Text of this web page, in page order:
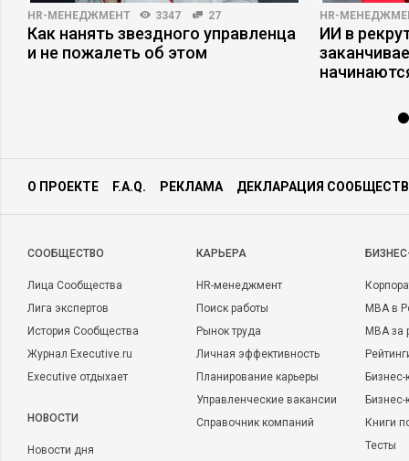
HR-МЕНЕДЖМЕНТ 3347 27
Как нанять звездного управленца
и не пожалеть об этом
HR-
ИИ в
О ПРОЕКТЕ F.A.Q. РЕКЛАМА ДЕКЛАРАЦИЯ
CООБЩЕСТВО
Лица Сообщества
Лига экспертов
История Сообщества
Журнал Executive.ru
Executive отдыхает
НОВОСТИ
Новости дня
КАРЬЕРА
HR-менеджмент
Поиск работы
Рынок труда
Личная эффективность
Планирование карьеры
Управленческие вакансии
Справочник компаний
MBA в
MBA
Бизнес-
Книги
Тесты